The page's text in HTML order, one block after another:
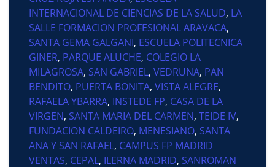
INTERNACIONAL DE CIENCIAS DE LA SALUD, LA
SALLE FORMACION PROFESIONAL ARAVACA,
SANTA GEMA GALGANI, ESCUELA POLITECNICA
GINER, PARQUE ALUCHE, COLEGIO LA
MILAGROSA, SAN GABRIEL, VEDRUNA, PAN
BENDITO, PUERTA BONITA, VISTA ALEGRE,
RAFAELA YBARRA, INSTEDE FP, CASA DE LA
VIRGEN, SANTA MARIA DEL CARMEN, TEIDE IV,
FUNDACION CALDEIRO, MENESIANO, SANTA
ANA Y SAN RAFAEL, CAMPUS FP MADRID
VENTAS, CEPAL, ILERNA MADRID, SANROMAN